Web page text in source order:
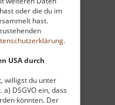
oder die du im
hast.
.
USA durch
willigst du unter
DSGVO ein, dass
könnten. Der
Hauenstein
Erzgebirge